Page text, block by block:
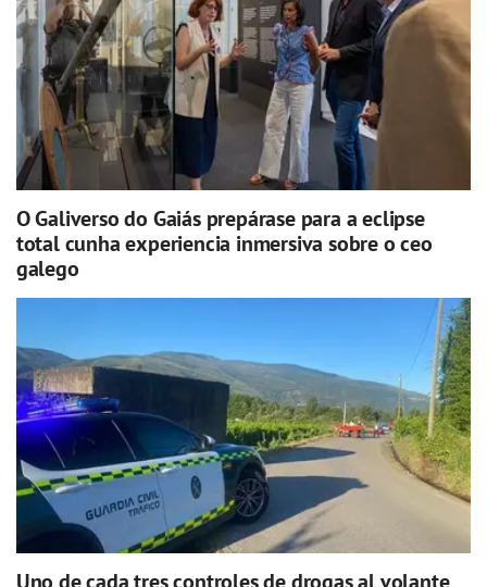
O Galiverso do Gaiás prepárase para a eclipse
total cunha experiencia inmersiva sobre o ceo
galego